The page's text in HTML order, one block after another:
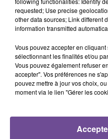
PRÈS DE
requested; Use precise
other data sources; Link different
information transmitted
Vous pouvez accepter en
sélectionnant les finalités et/ou
Vous pouvez également refuser
accepter". Vos préférences ne
pouvez mettre à jour vos choix,
moment via le lien "Gérer les